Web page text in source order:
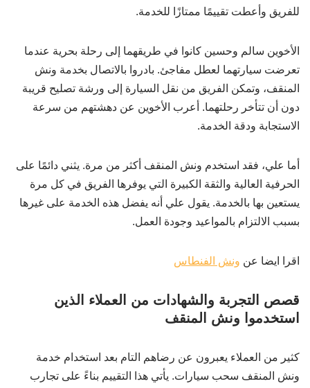
للفريق وأعطت تقييمًا ممتازًا للخدمة.
الأخوين سالم وحسين كانوا في طريقهما إلى رحلة بحرية عندما
تعرضت سيارتهما لعطل مفاجئ. بادروا بالاتصال بخدمة ونش
المنقف، وتمكن الفريق من نقل السيارة إلى ورشة تصليح قريبة
دون أن تتأخر رحلتهما. أعرب الأخوين عن دهشتهم من سرعة
الاستجابة ودقة الخدمة.
أما علي، فقد استخدم ونش المنقف أكثر من مرة. يثني دائمًا على
الحرفية العالية والثقة الكبيرة التي يوفرها الفريق في كل مرة
يستعين بها بالخدمة. يقول علي أنه يفضل هذه الخدمة على غيرها
بسبب الالتزام بالمواعيد وجودة العمل.
اقرا ايضا عن ونش الفنطاس
قصص التجربة والشهادات من العملاء الذين
استخدموا ونش المنقف
كثير من العملاء يعبرون عن رضاهم التام بعد استخدام خدمة
ونش المنقف سحب سيارات. يأتي هذا التقييم بناءً على تجارب